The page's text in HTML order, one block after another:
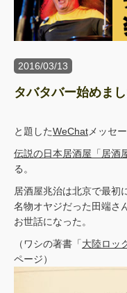
2016/03/13
タバタバー始めま
と題したWeChatメッセ
伝説の日本居酒屋「居酒
る。
居酒屋兆治は北京で最初
名物オヤジだった田端さ
お世話になった。
（ワシの著書「大陸ロッ
ページ）